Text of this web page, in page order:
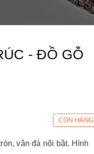
- ĐỒ GỖ
CÒN HÀNG
vân đá nổi bật. Hình